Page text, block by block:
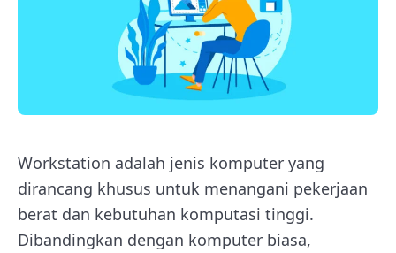
Workstation adalah jenis komputer yang
dirancang khusus untuk menangani pekerjaan
berat dan kebutuhan komputasi tinggi.
Dibandingkan dengan komputer biasa,